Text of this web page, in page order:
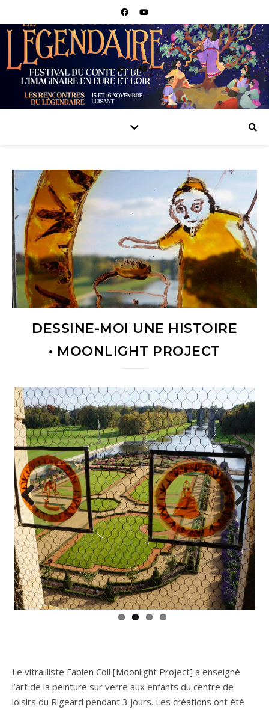
DESSINE-MOI UNE HISTOIRE
• MOONLIGHT PROJECT
Previous Next
Le vitrailliste Fabien Coll [Moonlight Project] a enseigné
l’art de la peinture sur verre aux enfants du centre de
loisirs du Rigeard pendant 3 jours. Les créations ont été